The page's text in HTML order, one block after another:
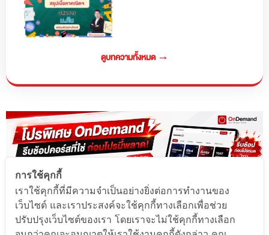
ดูบทความทั้งหมด →
การใช้คุกกี้
เราใช้คุกกี้ที่มีความจำเป็นอย่างยิ่งต่อการทำงานของ
เว็บไซต์ และเราประสงค์จะใช้คุกกี้ทางเลือกเพื่อช่วย
ปรับปรุงเว็บไซต์ของเรา โดยเราจะไม่ใช้คุกกี้ทางเลือก